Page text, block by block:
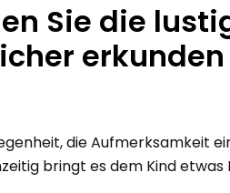
Finder
Ihres Handys,
Sie die
erkunden
die Aufmerksamkeit
bringt es dem Kind etwas